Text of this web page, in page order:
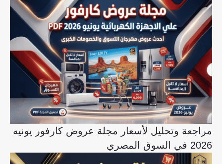
مراجعة وتحليل لأسعار مجلة عروض كارفور يونيه
2026 في السوق المصري